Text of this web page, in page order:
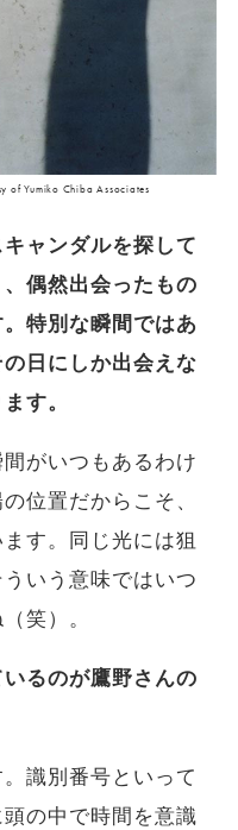
of Yumiko Chiba Associates
ャンダルを探して
偶然出会ったもの
特別な瞬間ではあ
日にしか出会えな
す。
がいつもあるわけ
位置だからこそ、
す。同じ光には狙
いう意味ではいつ
笑）。
るのが鷹野さんの
識別番号といって
の中で時間を意識